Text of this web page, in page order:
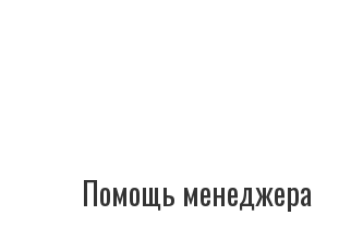
Помощь менеджера